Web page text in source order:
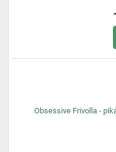
Obsessive Frivolla -